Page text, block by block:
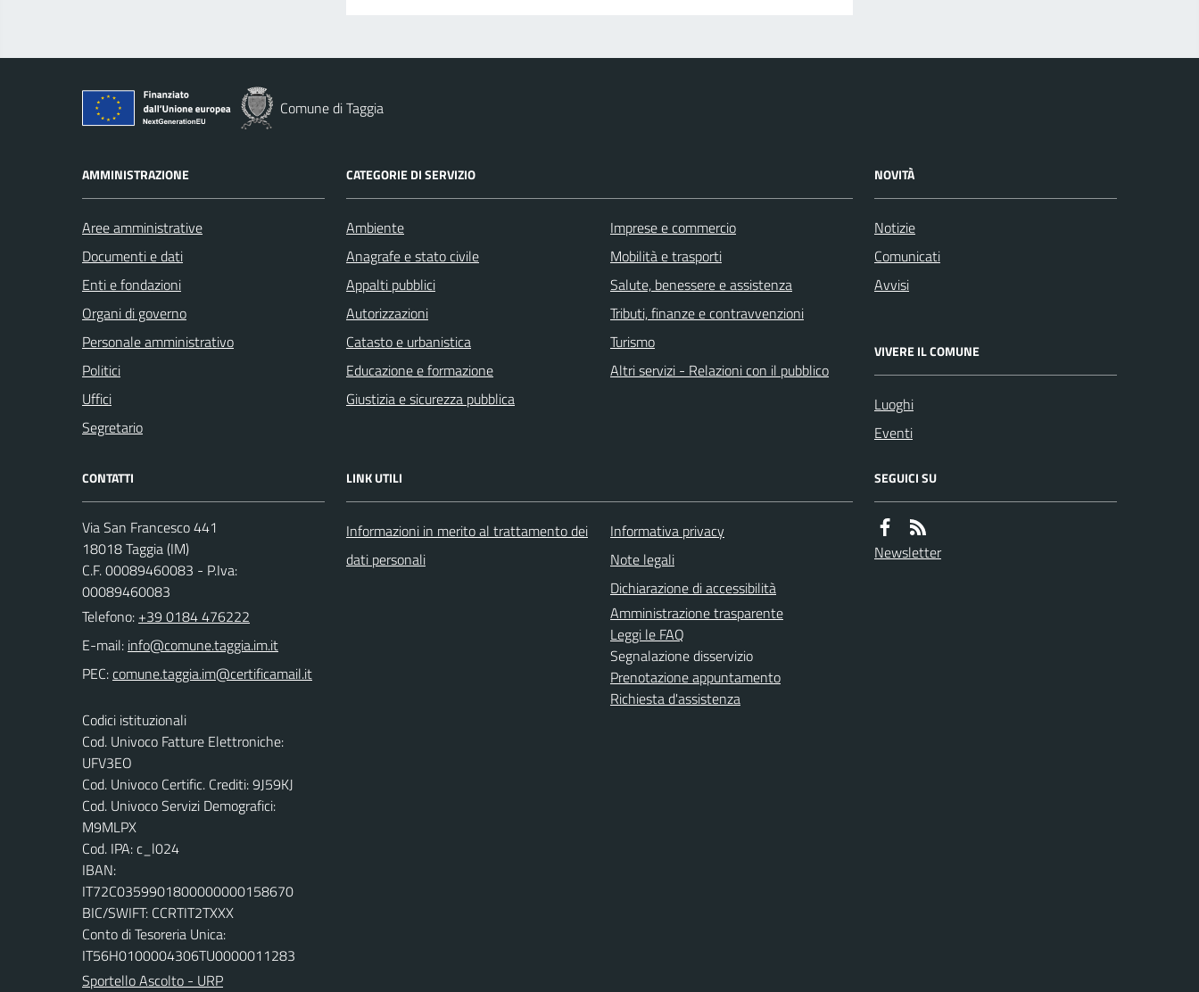
Comune di Taggia
AMMINISTRAZIONE
Aree amministrative
Documenti e dati
Enti e fondazioni
Organi di governo
Personale amministrativo
Politici
Uffici
Segretario
CATEGORIE DI SERVIZIO
Ambiente
Anagrafe e stato civile
Appalti pubblici
Autorizzazioni
Catasto e urbanistica
Educazione e formazione
Giustizia e sicurezza pubblica
Imprese e commercio
Mobilità e trasporti
Salute, benessere e assistenza
Tributi, finanze e contravvenzioni
Turismo
Altri servizi - Relazioni con il pubblico
NOVITÀ
Notizie
Comunicati
Avvisi
VIVERE IL COMUNE
Luoghi
Eventi
CONTATTI
Via San Francesco 441
18018 Taggia (IM)
C.F. 00089460083 - P.Iva:
00089460083
Telefono: +39 0184 476222
E-mail:
PEC:
Codici istituzionali
Cod. Univoco Fatture Elettroniche:
UFV3EO
Cod. Univoco Certific. Crediti: 9J59KJ
Cod. Univoco Servizi Demografici:
M9MLPX
Cod. IPA: c_l024
IBAN:
IT72C0359901800000000158670
BIC/SWIFT: CCRTIT2TXXX
Conto di Tesoreria Unica:
IT56H0100004306TU0000011283
Sportello Ascolto - URP
LINK UTILI
Informazioni in merito al trattamento dei
dati personali
Informativa privacy
Note legali
Dichiarazione di accessibilità
Amministrazione trasparente
Leggi le FAQ
Segnalazione disservizio
Prenotazione appuntamento
Richiesta d'assistenza
SEGUICI SU
Newsletter